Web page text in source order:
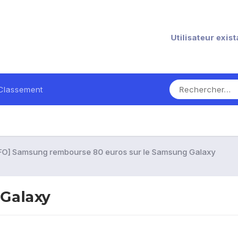
Utilisateur
Samsung rembourse 80 euros sur le Samsung Galaxy